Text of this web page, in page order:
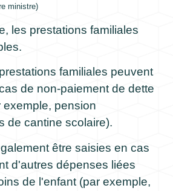
ministre)
les prestations familiales
familiales peuvent
de non-paiement de dette
exemple, pension
de cantine scolaire).
être saisies en cas
d'autres dépenses liées
de l'enfant (par exemple,